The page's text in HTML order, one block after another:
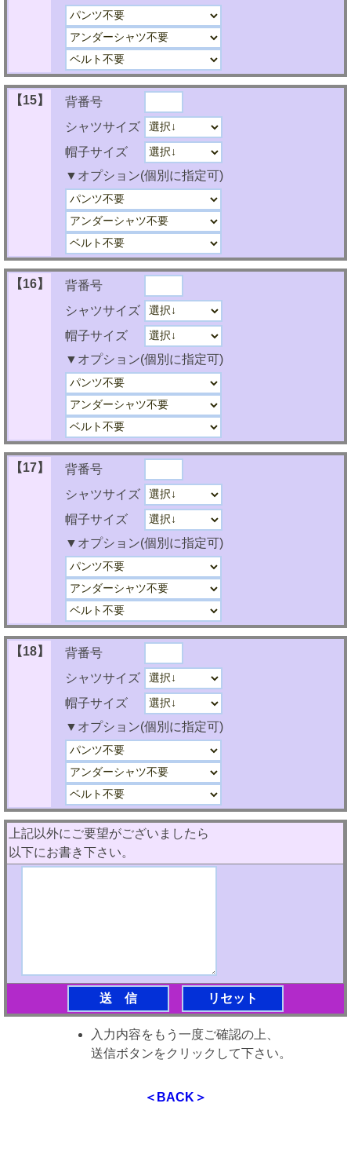
【15】
背番号
シャツサイズ
帽子サイズ
▼オプション(個別に指定可)
【16】
背番号
シャツサイズ
帽子サイズ
▼オプション(個別に指定可)
【17】
背番号
シャツサイズ
帽子サイズ
▼オプション(個別に指定可)
【18】
背番号
シャツサイズ
帽子サイズ
▼オプション(個別に指定可)
上記以外にご要望がございましたら
以下にお書き下さい。
入力内容をもう一度ご確認の上、
送信ボタンをクリックして下さい。
＜BACK＞